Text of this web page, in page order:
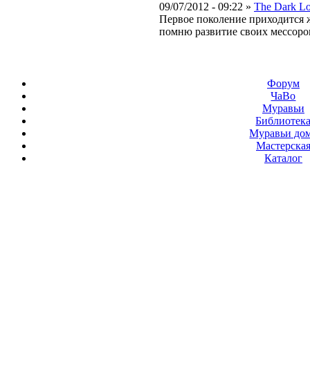
09/07/2012 - 09:22 » The Dark
Первое поколение приходится
помню развитие своих
Форум
ЧаВо
Муравьи
Муравьи
Мастерская
Каталог